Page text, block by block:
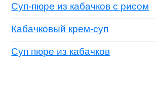
Суп-пюре из кабачков с рисом
Кабачковый крем-суп
Суп пюре из кабачков